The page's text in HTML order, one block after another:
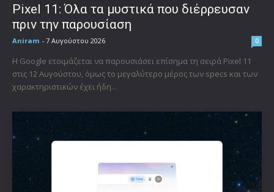
Pixel 11: Όλα τα μυστικά που διέρρευσαν
πριν την παρουσίαση
Aniram - 7 Αυγούστου 2026 0
Η Google ετοιμάζεται να παρουσιάσει επίσημα τη σειρά Pixel 11
στις 12 Αυγούστου, όμως το μεγαλύτερο μέρος των specs και των
χαρακτηριστικών έχει ήδη...